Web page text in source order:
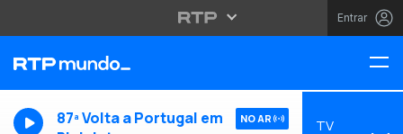
Entrar
87ª Volta a Portugal em
NO AR TV